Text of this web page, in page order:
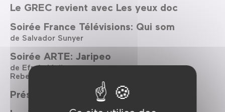
Le GREC revient avec Les yeux doc
Soirée France Télévisions: Qui som
de Salvador Sunyer
Soirée ARTE: Jaripeo
de Efraín Mojica
Rebecca Zweig
Présentation du projet Le Nouveau Bal